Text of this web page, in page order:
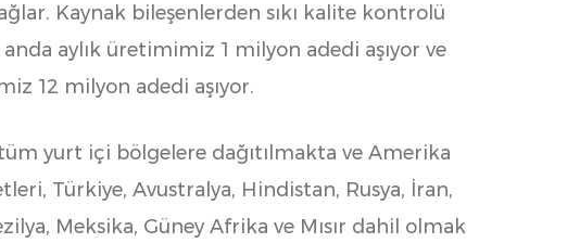
Kaynak bileşenlerden sıkı kalite kontrolü
anda aylık üretimimiz 1 milyon adedi aşıyor ve
12 milyon adedi aşıyor.
yurt içi bölgelere dağıtılmakta ve Amerika
Türkiye, Avustralya, Hindistan, Rusya, İran,
Meksika, Güney Afrika ve Mısır dahil olmak